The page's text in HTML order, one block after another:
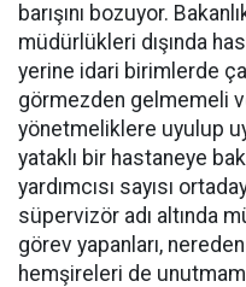
barışını bozuyor.
müdürlükleri dışında
yerine idari birimlerde
görmezden gelmemeli
yönetmeliklere uyulup
yataklı bir hastaneye
yardımcısı sayısı
süpervizör adı altında
görev yapanları,
hemşireleri de